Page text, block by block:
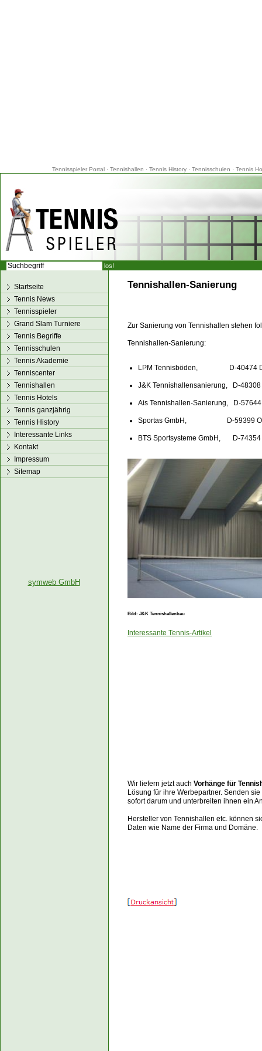
Tennisspieler Portal · Tennishallen · Tennis History · Tennisschulen · Tennis
Tennishallen-Sanierung
Zur Sanierung von Tennishallen stehen
Tennishallen-Sanierung:
LPM Tennisböden, D-40474
J&K Tennishallensanierung, D-48308
Ais Tennishallen-Sanierung, D-57644
Sportas GmbH, D-59399
BTS Sportsysteme GmbH, D-74354
Bild: J&K Tennishallenbau
Interessante Tennis-Artikel
Wir liefern jetzt auch Vorhänge für
Lösung für ihre Werbepartner. Senden
sofort darum und unterbreiten ihnen ein
Hersteller von Tennishallen etc. können
Daten wie Name der Firma und Domäne.
Startseite
Tennis News
Tennisspieler
Grand Slam Turniere
Tennis Begriffe
Tennisschulen
Tennis Akademie
Tenniscenter
Tennishallen
Tennis Hotels
Tennis ganzjährig
Tennis History
Interessante Links
Kontakt
Impressum
Sitemap
symweb GmbH
los!